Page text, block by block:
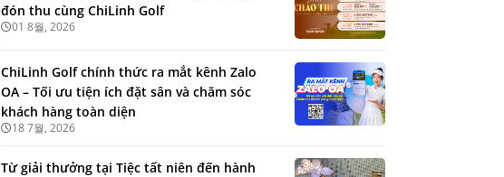
đón thu cùng ChiLinh Golf
01 8월, 2026
ChiLinh Golf chính thức ra mắt kênh Zalo
OA – Tối ưu tiện ích đặt sân và chăm sóc
khách hàng toàn diện
18 7월, 2026
Từ giải thưởng tại Tiệc tất niên đến hành